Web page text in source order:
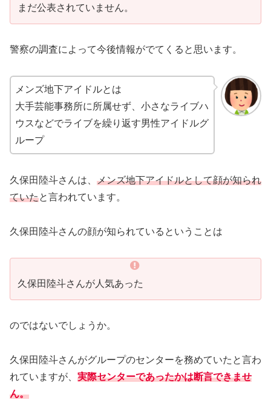
まだ公表されていません。
警察の調査によって今後情報がでてくると思います。
メンズ地下アイドルとは
大手芸能事務所に所属せず、小さなライブハ
ウスなどでライブを繰り返す男性アイドルグ
ループ
久保田陸斗さんは、 メンズ地下アイドルとして顔が知られ
ていたと言われています。
久保田陸斗さんの顔が知られているということは
久保田陸斗さんが人気あった
のではないでしょうか。
久保田陸斗さんがグループのセンターを務めていたと言わ
れていますが、 実際センターであったかは断言できませ
ん。